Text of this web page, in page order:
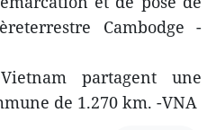
Cambodge -
partagent une
de 1.270 km. -VNA